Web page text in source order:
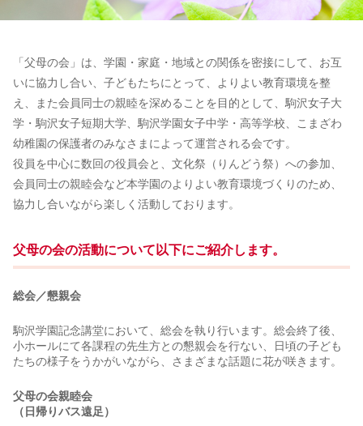
「父母の会」は、学園・家庭・地域との関係を密接にして、お互
いに協力し合い、子どもたちにとって、よりよい教育環境を整
え、また会員同士の親睦を深めることを目的として、駒沢女子大
学・駒沢女子短期大学、駒沢学園女子中学・高等学校、こまざわ
幼稚園の保護者のみなさまによって運営される会です。
役員を中心に数回の役員会と、文化祭（りんどう祭）への参加、
会員同士の親睦会など本学園のよりよい教育環境づくりのため、
協力し合いながら楽しく活動しております。
父母の会の活動について以下にご紹介します。
総会／懇親会
駒沢学園記念講堂において、総会を執り行います。総会終了後、
小ホールにて各課程の先生方との懇親会を行ない、日頃の子ども
たちの様子をうかがいながら、さまざまな話題に花が咲きます。
父母の会親睦会
（日帰りバス遠足）